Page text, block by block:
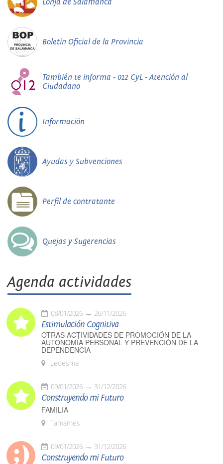
Boletín Oficial de la Provincia
También te informa - 012 CyL - Atención al
Ciudadano
Información
Ayudas y Subvenciones
Perfil de contratante
Quejas y Sugerencias
Agenda actividades
08/01/2026 26/11/2026
Estimulación Cognitiva
OTRAS ACTIVIDADES DE PROMOCIÓN DE LA
AUTONOMÍA PERSONAL Y PREVENCIÓN DE LA
DEPENDENCIA
Ledesma
09/01/2026 31/12/2026
Construyendo mi Futuro
FAMILIA
Tamames
09/01/2026 31/12/2026
Construyendo mi Futuro